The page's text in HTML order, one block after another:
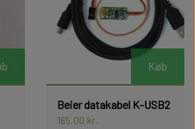
OG MODTAGER
OG LYSPRINT
LYGTER
ELEKTRONIK
MOTORER
OG MODTAGER
OG LYSPRINT
Køb
Beier datakabel K-USB2
165,00 kr.